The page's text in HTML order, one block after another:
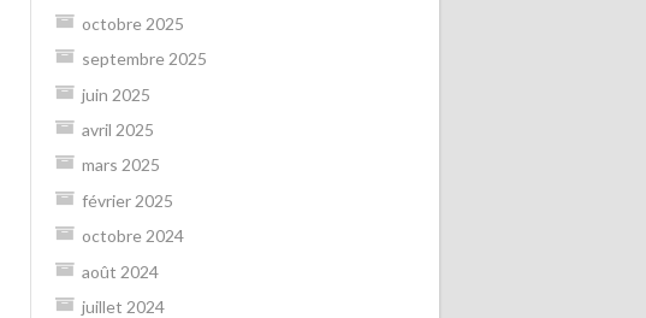
octobre 2025
septembre 2025
juin 2025
avril 2025
mars 2025
février 2025
octobre 2024
août 2024
juillet 2024